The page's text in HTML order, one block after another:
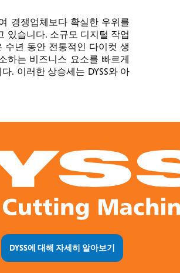
경쟁업체보다 확실한 우위를
있습니다. 소규모 디지털 작업
수년 동안 전통적인 다이컷 생
하는 비즈니스 요소를 빠르게
. 이러한 상승세는 DYSS와 아
DYSS에 대해 자세히 알아보기